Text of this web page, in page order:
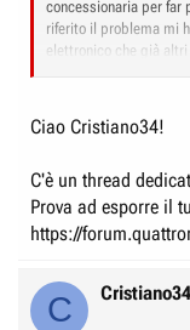
concessionaria per far
riferito il problema mi
elettronico che già
sanno di questo
tale problema è stato
delle vere iniziative a
Ciao Cristiano34!
C'è un thread
Prova ad esporre il
https://
C Cristiano34